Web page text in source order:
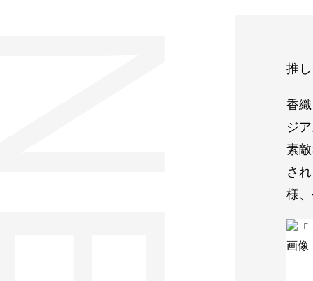
推
香
ジ
素
さ
様